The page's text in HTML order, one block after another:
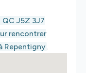
QC J5Z 3J7
rencontrer
Repentigny.